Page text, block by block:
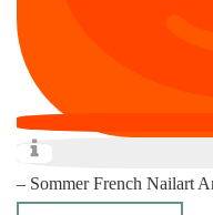
– Sommer French Nailart